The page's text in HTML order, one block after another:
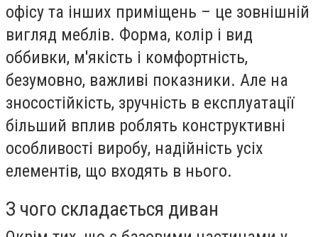
офісу та інших приміщень – це зовнішній
вигляд меблів. Форма, колір і вид
оббивки, м'якість і комфортність,
безумовно, важливі показники. Але на
зносостійкість, зручність в експлуатації
більший вплив роблять конструктивні
особливості виробу, надійність усіх
елементів, що входять в нього.
З чого складається диван